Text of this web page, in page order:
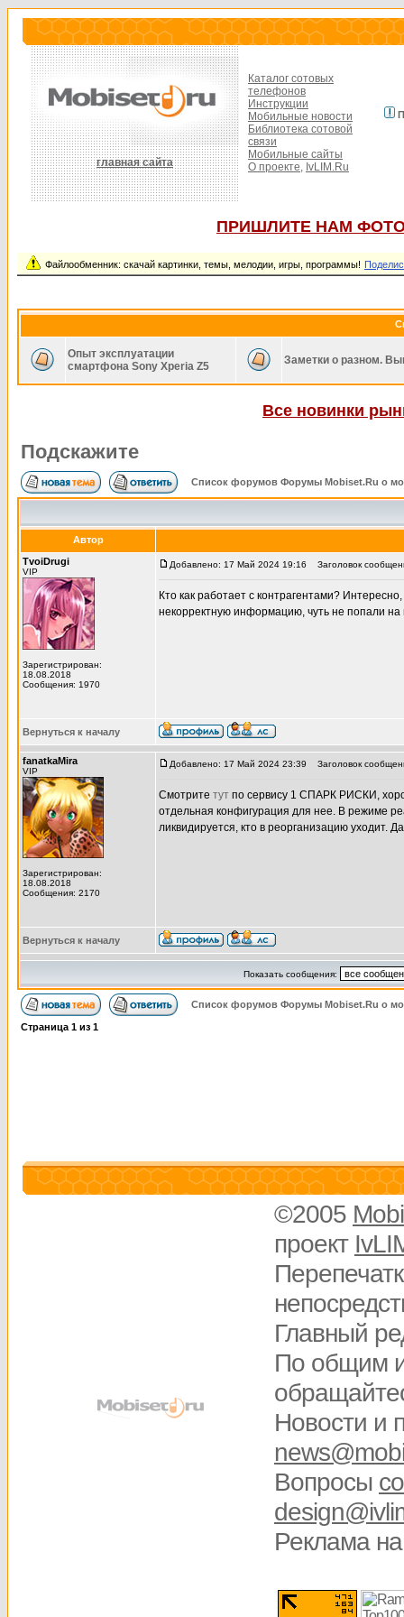
главная сайта
Каталог сотовых
телефонов
Инструкции
Мобильные новости
Библиотека сотовой
связи
Мобильные сайты
О проекте, IvLIM.Ru
ПРИШЛИТЕ НАМ
Файлообменник: скачай картинки, темы, мелодии, игры, программы!
Опыт эксплуатации
смартфона Sony Xperia Z5
Заметки о разном.
Все новинки
Подскажите
Список форумов Форумы Mobiset.Ru о
Автор
TvoiDrugi
VIP
Зарегистрирован:
18.08.2018
Сообщения: 1970
Добавлено: 17 Май 2024 19:16 Заголовок
Кто как работает с контрагентами?
некорректную информацию, чуть не попали на
Вернуться к началу
fanatkaMira
VIP
Зарегистрирован:
18.08.2018
Сообщения: 2170
Добавлено: 17 Май 2024 23:39 Заголовок
Смотрите тут по сервису 1 СПАРК РИСКИ,
отдельная конфигурация для нее. В режиме
ликвидируется, кто в реорганизацию уходит.
Вернуться к началу
Показать сообщения:
Список форумов Форумы Mobiset.Ru о
Страница 1 из 1
©2005
проект
Главный
По общим
Новости и
Вопросы
Реклама